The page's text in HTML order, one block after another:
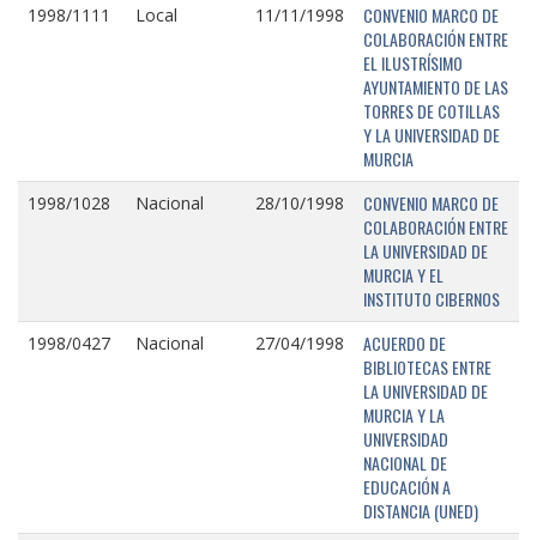
1998/1111 Local 11/11/1998
CONVENIO MARCO DE
COLABORACIÓN ENTRE
EL ILUSTRÍSIMO
AYUNTAMIENTO DE LAS
TORRES DE COTILLAS
Y LA UNIVERSIDAD DE
MURCIA
1998/1028 Nacional 28/10/1998
CONVENIO MARCO DE
COLABORACIÓN ENTRE
LA UNIVERSIDAD DE
MURCIA Y EL
INSTITUTO CIBERNOS
1998/0427 Nacional 27/04/1998
ACUERDO DE
BIBLIOTECAS ENTRE
LA UNIVERSIDAD DE
MURCIA Y LA
UNIVERSIDAD
NACIONAL DE
EDUCACIÓN A
DISTANCIA (UNED)